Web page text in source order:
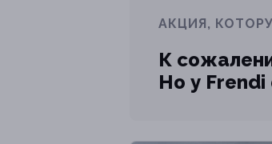
АКЦИЯ,
К
Но у Frendi